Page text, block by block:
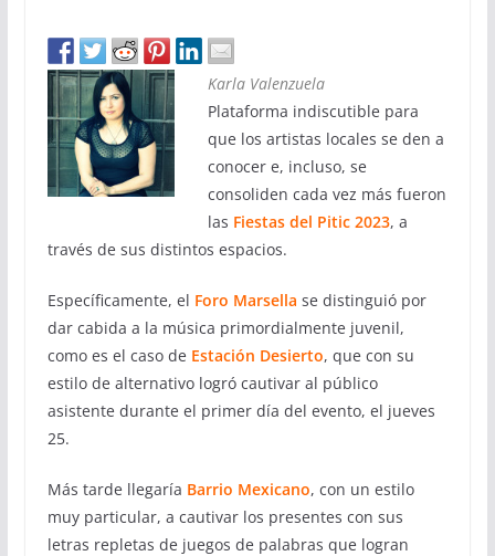
Karla Valenzuela
Plataforma indiscutible para
que los artistas locales se den a
conocer e, incluso, se
consoliden cada vez más fueron
las Fiestas del Pitic 2023, a
través de sus distintos espacios.
Específicamente, el Foro Marsella se distinguió por
dar cabida a la música primordialmente juvenil,
como es el caso de Estación Desierto, que con su
estilo de alternativo logró cautivar al público
asistente durante el primer día del evento, el jueves
25.
Más tarde llegaría Barrio Mexicano, con un estilo
muy particular, a cautivar los presentes con sus
letras repletas de juegos de palabras que logran